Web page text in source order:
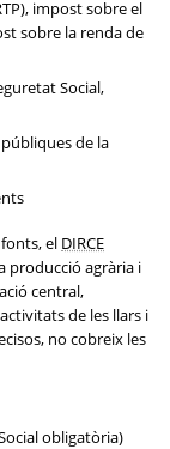
impost sobre el
sobre la renda de
Social,
de la
el DIRCE
producció agrària i
central,
de les llars i
no cobreix les
obligatòria)